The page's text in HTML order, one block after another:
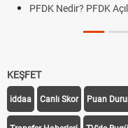
DGS Sonuçları Ne
KEŞFET
iddaa Canlı Skor Puan